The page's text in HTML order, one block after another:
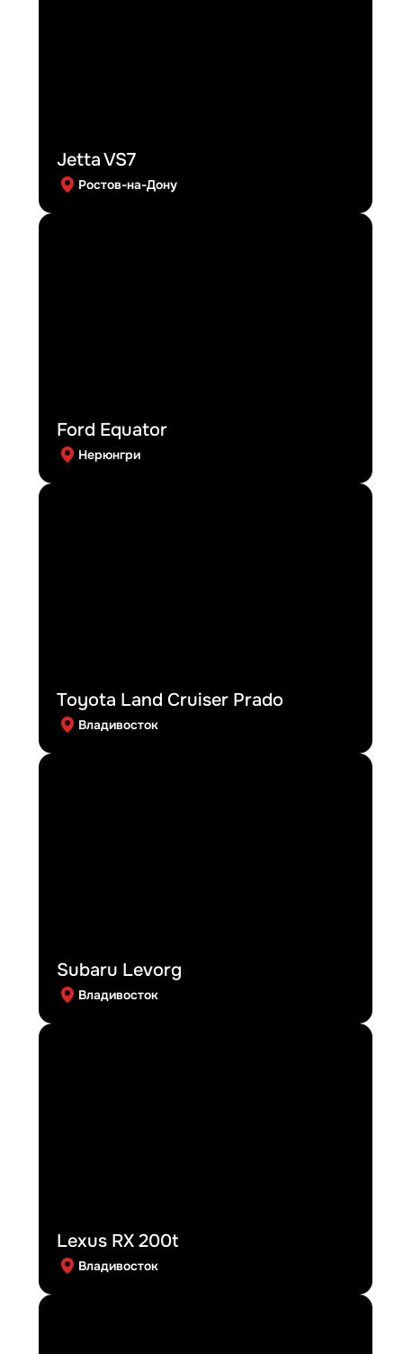
Jetta VS7
Ростов-на-Дону
Ford Equator
Нерюнгри
Toyota Land Cruiser Prado
Владивосток
Subaru Levorg
Владивосток
Lexus RX 200t
Владивосток